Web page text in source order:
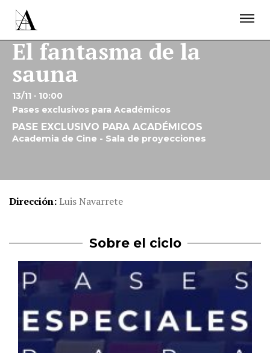
El fantasma de la
sauna
13/11 · 10:00
Pases exclusivos para Académicos
PASE EXCLUSIVO PARA ACADÉMICOS
Academia de Cine - Sala de proyecciones
Dirección Luis Navarrete
Sobre el ciclo
ACTUALIDAD
PROYECTOS